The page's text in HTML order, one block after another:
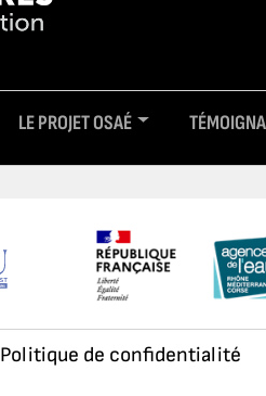
LE PROJET OSAÉ
Politique de confidentialité